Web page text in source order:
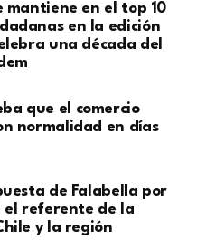
mantiene en el top 10
en la edición
una década del
que el comercio
normalidad en días
de Falabella por
el referente de la
y la región